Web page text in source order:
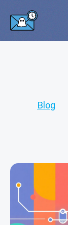
Blog